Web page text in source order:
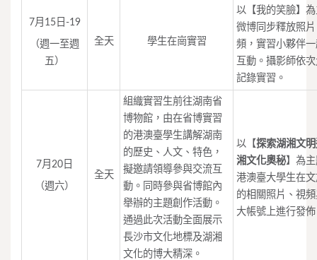
7月15日-19
（週一至週
五）
全天 學生在崗實習
以【我的笑臉】
微博同步釋放照
頻，實習小夥伴
互動。攝影師依
記錄實習。
7月20日
（週六）
全天
組織實習生前往湖南省
博物館，由在省博實習
的港澳臺學生講解湖南
的歷史、人文、特色，
擬邀請領導參與交流互
動。同時參與省博館內
舉辦的主題創作活動。
通過此次活動全面展示
長沙市文化地標及湖湘
文化的博大精深。
以【探索湖湘文
湘文化奧秘】為
港澳臺大學生在
的相關照片、視
大帳號上進行發